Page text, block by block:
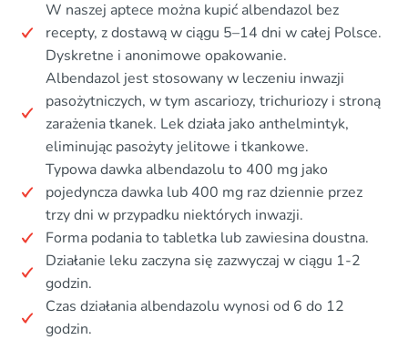
W naszej aptece można kupić albendazol bez
recepty, z dostawą w ciągu 5–14 dni w całej Polsce.
Dyskretne i anonimowe opakowanie.
Albendazol jest stosowany w leczeniu inwazji
pasożytniczych, w tym ascariozy, trichuriozy i stroną
zarażenia tkanek. Lek działa jako anthelmintyk,
eliminując pasożyty jelitowe i tkankowe.
Typowa dawka albendazolu to 400 mg jako
pojedyncza dawka lub 400 mg raz dziennie przez
trzy dni w przypadku niektórych inwazji.
Forma podania to tabletka lub zawiesina doustna.
Działanie leku zaczyna się zazwyczaj w ciągu 1-2
godzin.
Czas działania albendazolu wynosi od 6 do 12
godzin.